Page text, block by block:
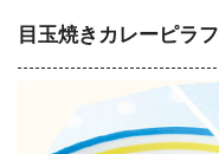
目玉焼きカレーピラフ